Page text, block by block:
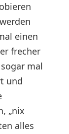
einen
frecher
mal
und
„nix
alles